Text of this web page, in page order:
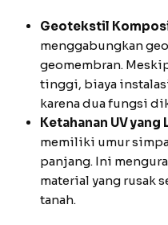
Geotekstil
menggabungkan
geomembran.
tinggi, biaya
karena dua fungsi
Ketahanan UV yang
memiliki umur
panjang. Ini
material yang rusak
tanah.